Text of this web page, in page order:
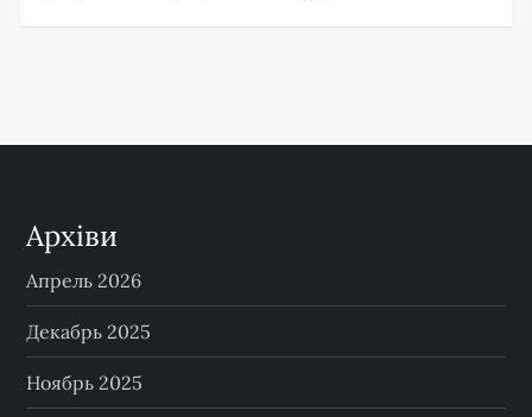
Архіви
Апрель 2026
Декабрь 2025
Ноябрь 2025